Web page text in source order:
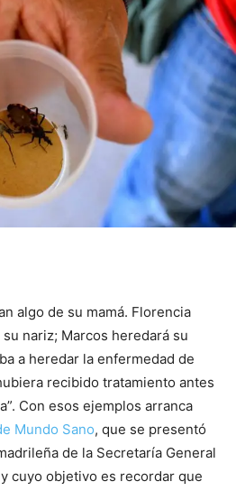
algo de su mamá. Florencia
nariz; Marcos heredará su
a heredar la enfermedad de
recibido tratamiento antes
Con esos ejemplos arranca
Mundo Sano, que se presentó
de la Secretaría General
cuyo objetivo es recordar que